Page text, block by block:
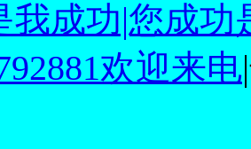
我成功|您成功
欢迎来电